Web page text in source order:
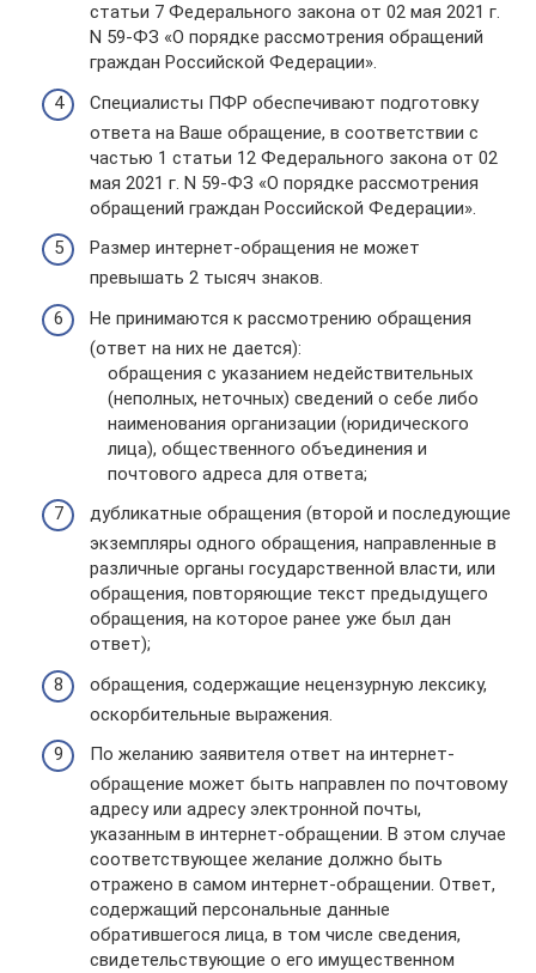
статьи 7 Федерального закона от 02 мая 2021 г.
N 59-ФЗ «О порядке рассмотрения обращений
граждан Российской Федерации».
Специалисты ПФР обеспечивают подготовку
ответа на Ваше обращение, в соответствии с
частью 1 статьи 12 Федерального закона от 02
мая 2021 г. N 59-ФЗ «О порядке рассмотрения
обращений граждан Российской Федерации».
Размер интернет-обращения не может
превышать 2 тысяч знаков.
Не принимаются к рассмотрению обращения
(ответ на них не дается):
обращения с указанием недействительных
(неполных, неточных) сведений о себе либо
наименования организации (юридического
лица), общественного объединения и
почтового адреса для ответа;
дубликатные обращения (второй и последующие
экземпляры одного обращения, направленные в
различные органы государственной власти, или
обращения, повторяющие текст предыдущего
обращения, на которое ранее уже был дан
ответ);
обращения, содержащие нецензурную лексику,
оскорбительные выражения.
По желанию заявителя ответ на интернет-
обращение может быть направлен по почтовому
адресу или адресу электронной почты,
указанным в интернет-обращении. В этом случае
соответствующее желание должно быть
отражено в самом интернет-обращении. Ответ,
содержащий персональные данные
обратившегося лица, в том числе сведения,
свидетельствующие о его имущественном